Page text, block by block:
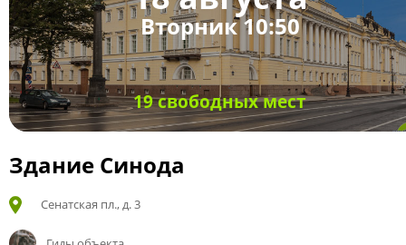
Вторник 10:50
19 свободных мест
Здание Синода
Сенатская пл., д. 3